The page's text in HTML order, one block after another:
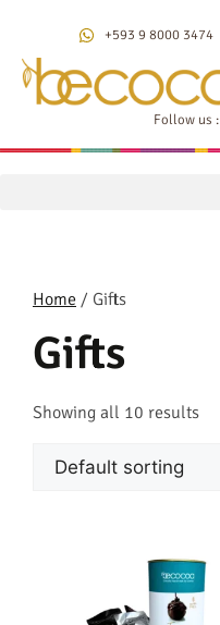
+593 9 8000 3474
Follow us :
Home / Gifts
Gifts
Showing all 10 results